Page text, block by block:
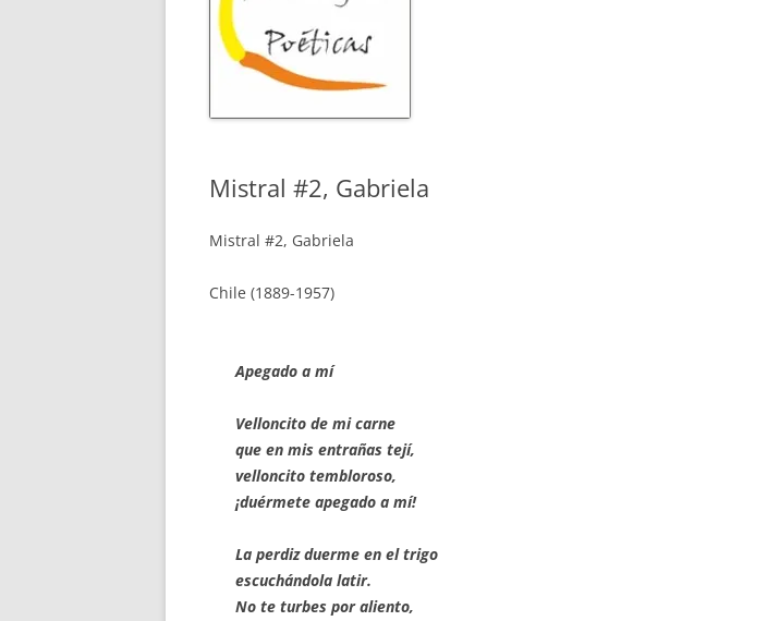
Mistral #2, Gabriela
Mistral #2, Gabriela
Chile (1889-1957)
Apegado a mí
Velloncito de mi carne
que en mis entrañas tejí,
velloncito tembloroso,
¡duérmete apegado a mí!
La perdiz duerme en el trigo
escuchándola latir.
No te turbes por aliento,